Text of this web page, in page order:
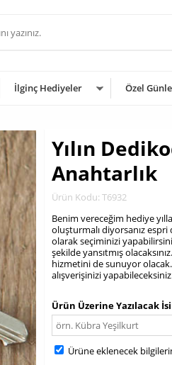
İlginç Hediyeler Özel
Yılın
Anahtarlık
Ürün Kodu: T6932
Benim vereceğim hediye
oluşturmalı diyorsanız
olarak seçiminizi
şekilde yansıtmış
hizmetini de sunuyor
alışverişinizi
Ürün Üzerine Yazılacak
Ürüne eklenecek